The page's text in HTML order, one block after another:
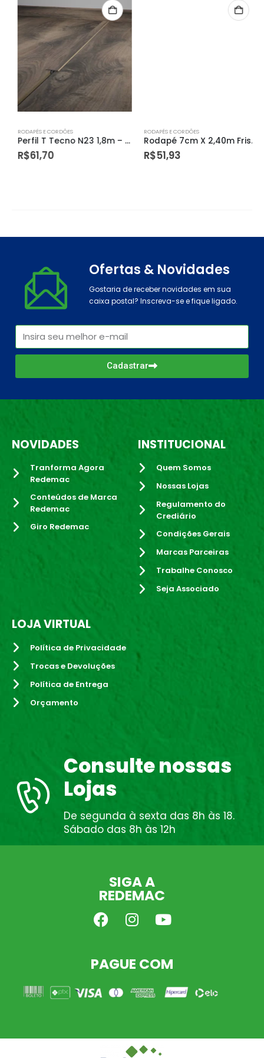
RODAPÉS E CORDÕES
Perfil T Tecno N23 1,8m – Eucafloor
R$61,70
RODAPÉS E CORDÕES
Rodapé 7cm X 2,40m Frisado Wpc70 Rdesing
R$51,93
Ofertas & Novidades
Gostaria de receber novidades em sua
caixa postal? Inscreva-se e fique ligado.
Cadastrar
NOVIDADES
Tranforma Agora
Redemac
Conteúdos de Marca
Redemac
Giro Redemac
INSTITUCIONAL
Quem Somos
Nossas Lojas
Regulamento do
Crediário
Condições Gerais
Marcas Parceiras
Trabalhe Conosco
Seja Associado
LOJA VIRTUAL
Política de Privacidade
Trocas e Devoluções
Política de Entrega
Orçamento
Consulte nossas
Lojas
De segunda à sexta das 8h às 18.
Sábado das 8h às 12h
SIGA A
REDEMAC
PAGUE COM